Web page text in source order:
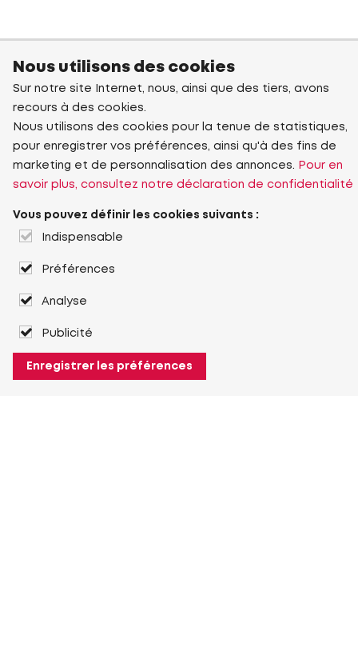
Nous utilisons des cookies
Sur notre site Internet, nous, ainsi que des tiers, avons
recours à des cookies.
Nous utilisons des cookies pour la tenue de statistiques,
pour enregistrer vos préférences, ainsi qu'à des fins de
marketing et de personnalisation des annonces.
Pour en
savoir plus, consultez notre déclaration de confidentialité
Vous pouvez définir les cookies suivants :
Indispensable
Préférences
Analyse
Publicité
Enregistrer les préférences